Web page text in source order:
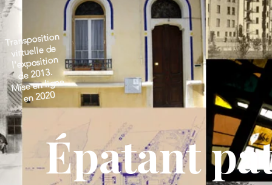
Épatant
Transposition
virtuelle de
l'exposition
de 2013.
Mise en ligne
en 2020